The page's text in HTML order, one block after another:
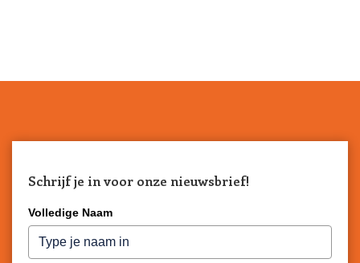
Schrijf je in voor onze nieuwsbrief!
Volledige Naam